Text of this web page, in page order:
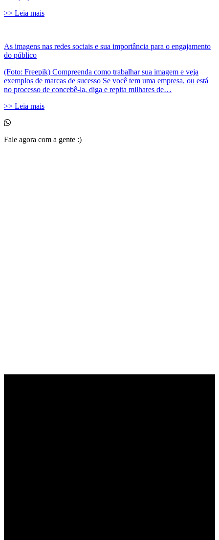
>> Leia mais
As imagens nas redes sociais e sua importância para o engajamento
do público
(Foto: Freepik) Compreenda como trabalhar sua imagem e veja
exemplos de marcas de sucesso Se você tem uma empresa, ou está
no processo de concebê-la, diga e repita milhares de…
>> Leia mais
Fale agora com a gente :)